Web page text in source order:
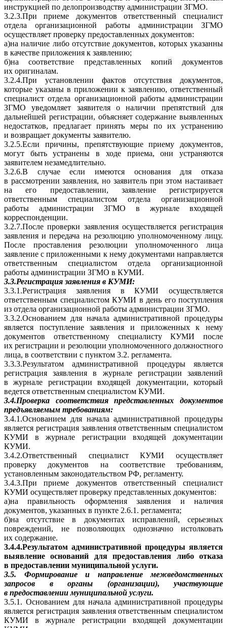
инструкцией по делопроизводству администрации ЗГМО.
3.2.3.При приеме документов ответственный специалист
отдела организационной работы администрации ЗГМО
осуществляет проверку предоставленных документов:
а)на наличие либо отсутствие документов, которых указанны
в качестве приложения к заявлению;
б)на соответствие представленных копий документов
их оригиналам.
3.2.4.При установлении фактов отсутствия документов,
которые указаны в приложении к заявлению, ответственный
специалист отдела организационной работы администрации
ЗГМО уведомляет заявителя о наличии препятствий для
дальнейшей регистрации, объясняет содержание выявленных
недостатков, предлагает принять меры по их устранению
и возвращает документы заявителю.
3.2.5.Если причины, препятствующие приему документов,
могут быть устранены в ходе приема, они устраняются
заявителем незамедлительно.
3.2.6.В случае если имеются основания для отказа
в рассмотрении заявления, но заявитель при этом настаивает
на его предоставлении, заявление регистрируется
ответственным специалистом отдела организационной
работы администрации ЗГМО в журнале входящей
корреспонденции.
3.2.7.После проверки заявления осуществляется регистрация
заявления и передача на резолюцию уполномоченному лицу.
После проставления резолюции уполномоченного лица
заявление с приложенными к нему документами направляется
ответственным специалистом отдела организационной
работы администрации ЗГМО в КУМИ.
3.3.Регистрация заявления в КУМИ:
3.3.1.Регистрация заявления в КУМИ осуществляется
ответственным специалистом КУМИ в день его поступления
из отдела организационной работы администрации ЗГМО.
3.3.2.Основанием для начала административной процедуры
является поступление заявления и приложенных к нему
документов ответственному специалисту КУМИ после
их регистрации и резолюции уполномоченного должностного
лица, в соответствии с пунктом 3.2. регламента.
3.3.3.Результатом административной процедуры является
регистрация заявления в журнале регистрации заявлений
в журнале регистрации входящей документации, который
ведется ответственным специалистом КУМИ.
3.4.Проверка соответствия представленных документов
предъявляемым требованиям:
3.4.1.Основанием для начала административной процедуры
является регистрация заявления ответственным специалистом
КУМИ в журнале регистрации входящей документации
КУМИ.
3.4.2.Ответственный специалист КУМИ осуществляет
проверку документов на соответствие требованиям,
установленным законодательством РФ, регламенту.
3.4.3.При приеме документов ответственный специалист
КУМИ осуществляет проверку представленных документов:
а)на правильность оформления заявления и наличия
документов, указанных в пункте 2.6.1. регламента;
б)на отсутствие в документах исправлений, серьезных
повреждений, не позволяющих однозначно истолковать
их содержание.
3.4.4.Результатом административной процедуры является
выявление оснований для предоставления либо отказа
в предоставлении муниципальной услуги.
3.5. Формирование и направление межведомственных
запросов в органы (организации), участвующие
в предоставлении муниципальной услуги.
3.5.1. Основанием для начала административной процедуры
является регистрация заявления ответственным специалистом
КУМИ в журнале регистрации входящей документации